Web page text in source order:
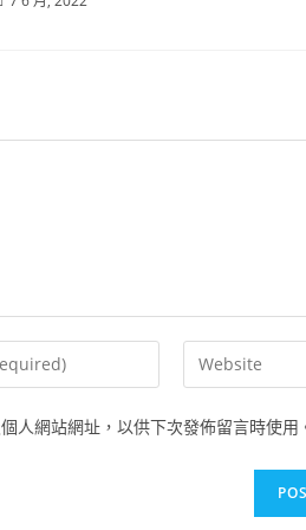
人網站網址，以供下次發佈留言時使用